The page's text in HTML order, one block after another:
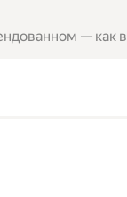
— как